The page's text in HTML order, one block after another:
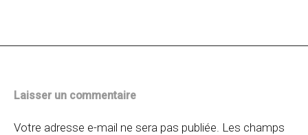
Laisser un commentaire
Votre adresse e-mail ne sera pas publiée. Les champs